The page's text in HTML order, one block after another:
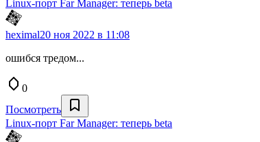
Linux-порт Far Manager: теперь beta
heximal20 ноя 2022 в 11:08
ошибся тредом...
0
Посмотреть
Linux-порт Far Manager: теперь beta